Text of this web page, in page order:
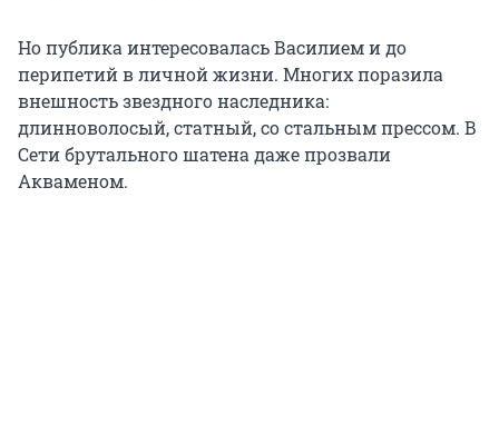
Но публика интересовалась Василием и до
перипетий в личной жизни. Многих поразила
внешность звездного наследника:
длинноволосый, статный, со стальным прессом. В
Сети брутального шатена даже прозвали
Акваменом.